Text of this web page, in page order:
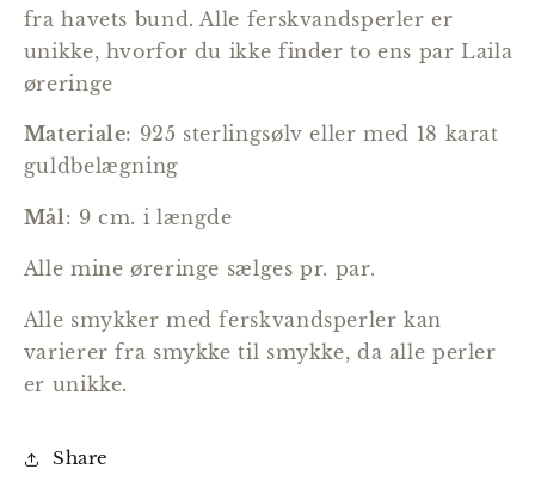
fra havets bund. Alle ferskvandsperler er
unikke, hvorfor du ikke finder to ens par Laila
øreringe
Materiale: 925 sterlingsølv eller med 18 karat
guldbelægning
Mål: 9 cm. i længde
Alle mine øreringe sælges pr. par.
Alle smykker med ferskvandsperler kan
varierer fra smykke til smykke, da alle perler
er unikke.
Share